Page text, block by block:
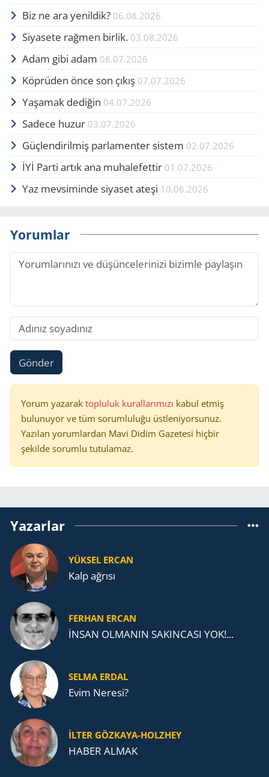
Biz ne ara yenildik? 06.08.2026
Siyasete rağmen birlik. 03.08.2026
Adam gibi adam 08.07.2026
Köprüden önce son çıkış 07.07.2026
Yaşamak dediğin 04.07.2026
Sadece huzur 03.07.2026
Güçlendirilmiş parlamenter sistem 02.07.2026
İYİ Parti artık ana muhalefettir 01.07.2026
Yaz mevsiminde siyaset ateşi 10.06.2026
Yorumlar
Gönder
Yorum yazarak topluluk kurallarımızı kabul etmiş
bulunuyor ve tüm sorumluluğu üstleniyorsunuz.
Yazılan yorumlardan Mavi Didim Gazetesi hiçbir
şekilde sorumlu tutulamaz.
Yazarlar
YÜKSEL ERCAN
Kalp ağrısı
FERHAN ERCAN
İNSAN OLMANIN SAKINCASI YOK!...
SELMA ERDAL
Evim Neresi?
İLTER GÖZKAYA-HOLZHEY
HABER ALMAK